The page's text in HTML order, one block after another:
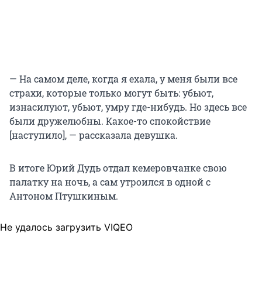
— На самом деле, когда я ехала, у меня были все
страхи, которые только могут быть: убьют,
изнасилуют, убьют, умру где-нибудь. Но здесь все
были дружелюбны. Какое-то спокойствие
[наступило], — рассказала девушка.
В итоге Юрий Дудь отдал кемеровчанке свою
палатку на ночь, а сам утроился в одной с
Антоном Птушкиным.
Не удалось загрузить VIQEO